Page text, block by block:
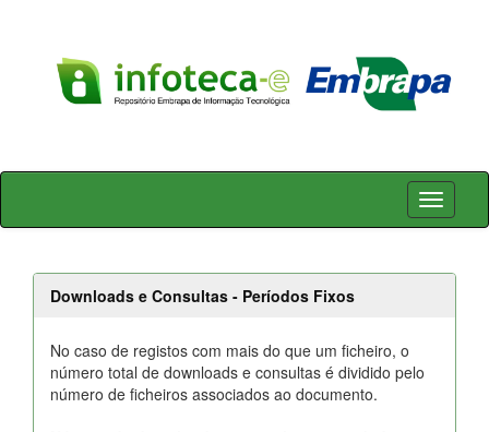
Skip
Downloads e Consultas - Períodos Fixos
No caso de registos com mais do que um ficheiro, o
número total de downloads e consultas é dividido pelo
número de ficheiros associados ao documento.